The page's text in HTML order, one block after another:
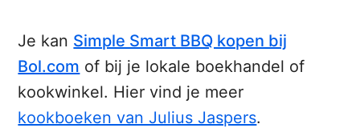
Je kan Simple Smart BBQ kopen bij
Bol.com of bij je lokale boekhandel of
kookwinkel. Hier vind je meer
kookboeken van Julius Jaspers.